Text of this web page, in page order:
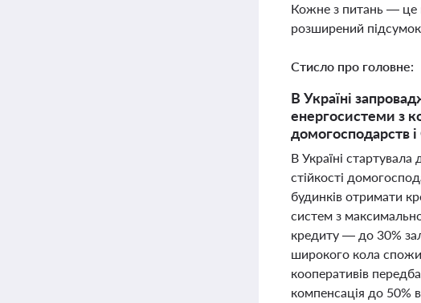
Кожне з питань — це
розширений
Стисло про головне:
В Україні
енергосистеми з
домогосподарств
В Україні
стійкості
будинків отримати
систем з
кредиту — до 30%
широкого кола
кооперативів
компенсація до 50%